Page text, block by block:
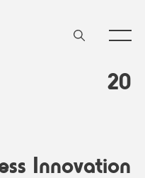
20
Innovation